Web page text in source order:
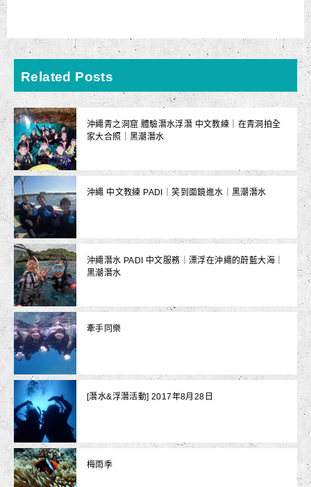
Related Posts
沖繩青之洞窟 體驗潛水浮潛 中文教練｜在青洞拍全
家大合照｜黑潮潛水
沖繩 中文教練 PADI｜笑到面鏡進水｜黑潮潛水
沖繩潛水 PADI 中文服務｜漂浮在沖繩的蔚藍大海｜
黑潮潛水
牽手同樂
[潛水&浮潛活動] 2017年8月28日
梅雨季